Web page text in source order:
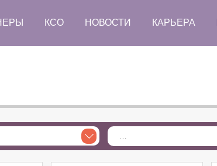
КСО НОВОСТИ КАРЬЕРА